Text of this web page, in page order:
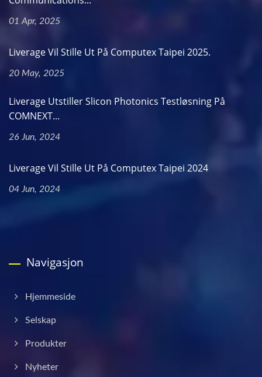
01 Apr, 2025
Liverage Vil Stille Ut På Computex Taipei 2025.
20 May, 2025
Liverage Utstiller Slicon Photonics Testløsning På
COMNEXT...
26 Jun, 2024
Liverage Vil Stille Ut På Computex Taipei 2024
04 Jun, 2024
Navigasjon
Hjemmeside
Selskap
Produkter
Nyheter